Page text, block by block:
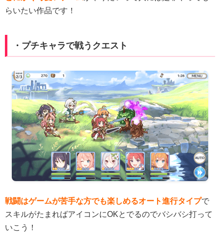
らいたい作品です！
・プチキャラで戦うクエスト
戦闘はゲームが苦手な方でも楽しめるオート進行タイプで
スキルがたまればアイコンにOKとでるのでバシバシ打って
いこう！